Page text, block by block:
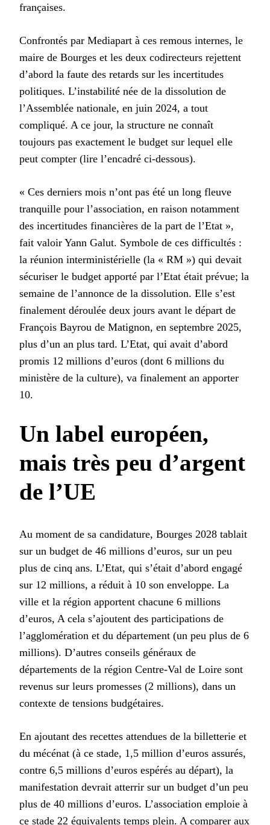
françaises.
Confrontés par Mediapart à ces remous internes, le
maire de Bourges et les deux codirecteurs rejettent
d’abord la faute des retards sur les incertitudes
politiques. L’instabilité née de la dissolution de
l’Assemblée nationale, en juin 2024, a tout
compliqué. A ce jour, la structure ne connaît
toujours pas exactement le budget sur lequel elle
peut compter (lire l’encadré ci-dessous).
« Ces derniers mois n’ont pas été un long fleuve
tranquille pour l’association, en raison notamment
des incertitudes financières de la part de l’Etat »,
fait valoir Yann Galut. Symbole de ces difficultés :
la réunion interministérielle (la « RM ») qui devait
sécuriser le budget apporté par l’Etat était prévue; la
semaine de l’annonce de la dissolution. Elle s’est
finalement déroulée deux jours avant le départ de
François Bayrou de Matignon, en septembre 2025,
plus d’un an plus tard. L’Etat, qui avait d’abord
promis 12 millions d’euros (dont 6 millions du
ministère de la culture), va finalement an apporter
10.
Un label européen,
mais très peu d’argent
de l’UE
Au moment de sa candidature, Bourges 2028 tablait
sur un budget de 46 millions d’euros, sur un peu
plus de cinq ans. L’Etat, qui s’était d’abord engagé
sur 12 millions, a réduit à 10 son enveloppe. La
ville et la région apportent chacune 6 millions
d’euros, A cela s’ajoutent des participations de
l’agglomération et du département (un peu plus de 6
millions). D’autres conseils généraux de
départements de la région Centre-Val de Loire sont
revenus sur leurs promesses (2 millions), dans un
contexte de tensions budgétaires.
En ajoutant des recettes attendues de la billetterie et
du mécénat (à ce stade, 1,5 million d’euros assurés,
contre 6,5 millions d’euros espérés au départ), la
manifestation devrait atterrir sur un budget d’un peu
plus de 40 millions d’euros. L’association emploie à
ce stade 22 équivalents temps plein. A comparer aux